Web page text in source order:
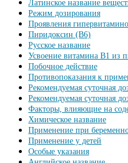
Латинское название
Режим дозирования
Проявления
Пиридоксин (B6)
Русское название
Усвоение витамина В1 из
Побочное действие
Противопоказания к
Рекомендуемая суточная
Рекомендуемая суточная
Факторы, влияющие на
Химическое название
Применение при
Применение у детей
Особые указания